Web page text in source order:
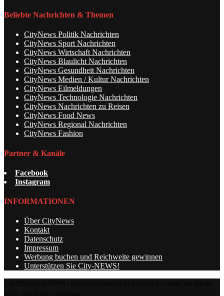
Beliebte Nachrichten & Themen
CityNews Politik Nachrichten
CityNews Sport Nachrichten
CityNews Wirtschaft Nachrichten
CityNews Blaulicht Nachrichten
CityNews Gesundheit Nachrichten
CityNews Medien / Kultur Nachrichten
CityNews Eilmeldungen
CityNews Technologie Nachrichten
CityNews Nachrichten zu Reisen
CityNews Food News
CityNews Regional Nachrichten
CityNews Fashion
Partner & Kanäle
Facebook
Instagram
INFORMATIONEN
Über CityNews
Kontakt
Datenschutz
Impressum
Werbung buchen und Reichweite gewinnen
Unterstützen Sie City-NEWS!